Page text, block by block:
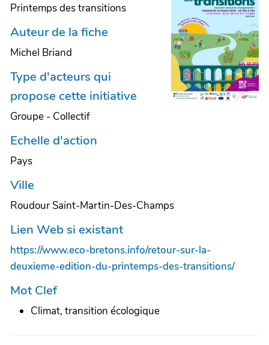
Printemps des transitions
Auteur de la fiche
Michel Briand
Type d'acteurs qui
propose cette initiative
Groupe - Collectif
Echelle d'action
Pays
Ville
Roudour Saint-Martin-Des-Champs
Lien Web si existant
https://www.eco-bretons.info/retour-sur-la-
deuxieme-edition-du-printemps-des-transitions/
Mot Clef
Climat, transition écologique